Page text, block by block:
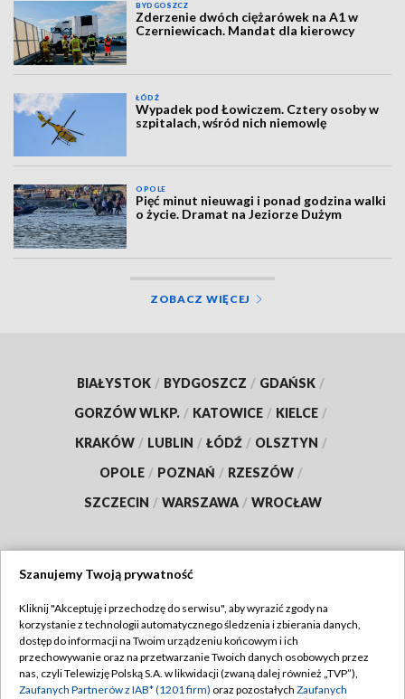
BYDGOSZCZ
Zderzenie dwóch ciężarówek na A1 w
Czerniewicach. Mandat dla kierowcy
ŁÓDŹ
Wypadek pod Łowiczem. Cztery osoby w
szpitalach, wśród nich niemowlę
OPOLE
Pięć minut nieuwagi i ponad godzina walki
o życie. Dramat na Jeziorze Dużym
ZOBACZ WIĘCEJ
BIAŁYSTOK / BYDGOSZCZ / GDAŃSK /
GORZÓW WLKP. / KATOWICE / KIELCE /
KRAKÓW / LUBLIN / ŁÓDŹ / OLSZTYN /
OPOLE / POZNAŃ / RZESZÓW /
SZCZECIN / WARSZAWA / WROCŁAW
TVP
Abonament TVP
Emisja w TVP
Regulamin TVP
Polityka prywatności
Szanujemy Twoją prywatność
Kliknij "Akceptuję i przechodzę do serwisu", aby wyrazić zgody na
korzystanie z technologii automatycznego śledzenia i zbierania danych,
dostęp do informacji na Twoim urządzeniu końcowym i ich
przechowywanie oraz na przetwarzanie Twoich danych osobowych przez
nas, czyli Telewizję Polską S.A. w likwidacji (zwaną dalej również „TVP”),
Zaufanych Partnerów z IAB* (1201 firm) oraz pozostałych Zaufanych